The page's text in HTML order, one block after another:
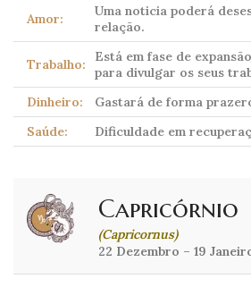
Amor:
Uma noticia poderá
relação.
Trabalho:
Está em fase de
para divulgar os seus
Dinheiro:
Gastará de forma
Saúde:
Dificuldade em
Capricórnio
(Capricornus)
22 Dezembro – 19